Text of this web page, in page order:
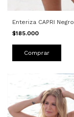
Enteriza CAPRI Negro
$185.000
Comprar